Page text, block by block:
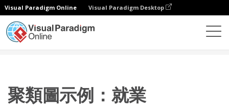
Visual Paradigm Online Visual Paradigm Desktop
聚類圖示例：就業